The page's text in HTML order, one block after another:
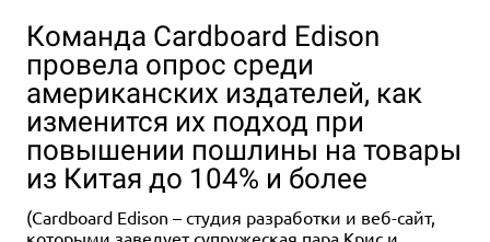
Команда Cardboard Edison
провела опрос среди
американских издателей, как
изменится их подход при
повышении пошлины на товары
из Китая до 104% и более
(Cardboard Edison – студия разработки и веб-сайт,
которыми заведует супружеская пара Крис и